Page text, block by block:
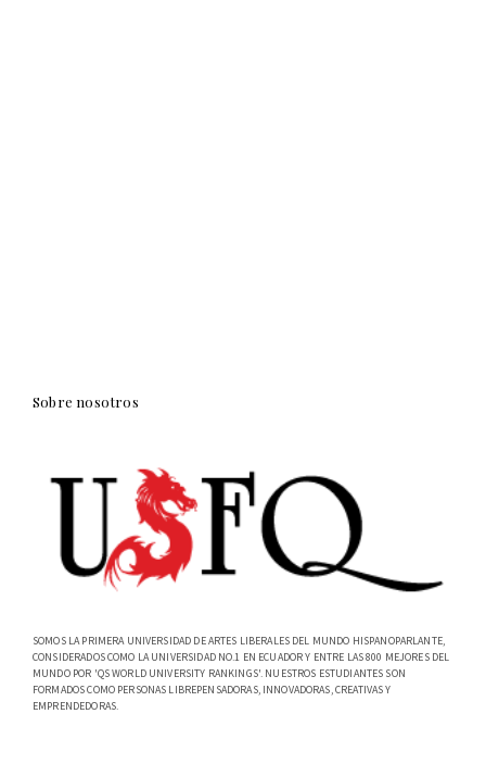
Sobre nosotros
SOMOS LA PRIMERA UNIVERSIDAD DE ARTES LIBERALES DEL MUNDO HISPANOPARLANTE,
CONSIDERADOS COMO LA UNIVERSIDAD NO.1 EN ECUADOR Y ENTRE LAS 800 MEJORES DEL
MUNDO POR 'QS WORLD UNIVERSITY RANKINGS'. NUESTROS ESTUDIANTES SON
FORMADOS COMO PERSONAS LIBREPENSADORAS, INNOVADORAS, CREATIVAS Y
EMPRENDEDORAS.